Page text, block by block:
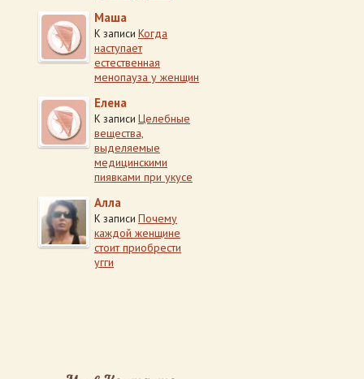
Маша
К записи Когда
наступает
естественная
менопауза у женщин
Елена
К записи Целебные
вещества,
выделяемые
медицинскими
пиявками при укусе
Алла
К записи Почему
каждой женщине
стоит приобрести
угги